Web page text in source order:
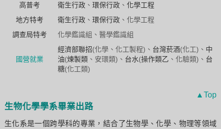
高普考 衛生行政、 環保行政、 化學工程
地方特考
衛生行政、 環保行政、化學工程
調查局特考
化學鑑識組、醫學鑑識組
國營就業
經濟部聯招(化學、化工製程)、 台灣菸酒(化工)、 中
油(煉製類、安環類)、 台水(操作類乙 、化驗類)、 台
糖(化工類)
▲Top
生物化學學系畢業出路
生化系是一個跨學科的專業，結合了生物學、化學、物理等領域